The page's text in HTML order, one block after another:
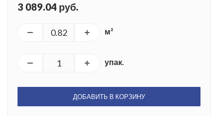
3 089.04 руб.
м²
упак.
ДОБАВИТЬ В КОРЗИНУ